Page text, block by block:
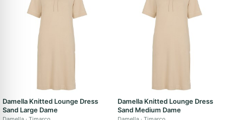
Damella Knitted Lounge Dress
Sand Large Dame
Damella Knitted Lounge Dress
Sand Medium Dame